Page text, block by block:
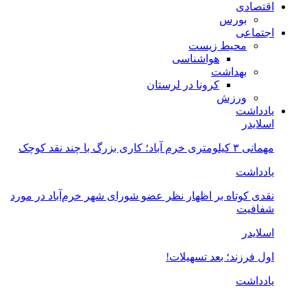
اقتصادی
بورس
اجتماعی
محیط زیست
هواشناسی
بهداشت
کرونا در لرستان
ورزش
یادداشت
اسلایدر
مهمانی ۳ کیلومتری خرم آباد؛ کاری بزرگ با چند نقد کوچک
یادداشت
نقدی کوتاه بر اظهار نظر عضو شورای شهر خرم‌آباد در مورد
شفافیت
اسلایدر
اول فرزند؛ بعد تسهیلات!
یادداشت